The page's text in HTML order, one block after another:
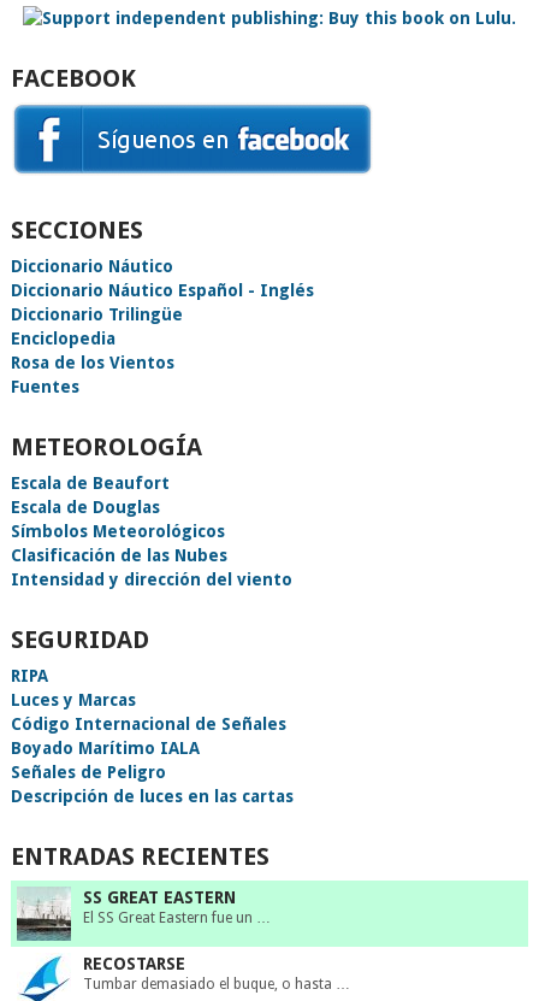
FACEBOOK
SECCIONES
Diccionario Náutico
Diccionario Náutico Español - Inglés
Diccionario Trilingüe
Enciclopedia
Rosa de los Vientos
Fuentes
METEOROLOGÍA
Escala de Beaufort
Escala de Douglas
Símbolos Meteorológicos
Clasificación de las Nubes
Intensidad y dirección del viento
SEGURIDAD
RIPA
Luces y Marcas
Código Internacional de Señales
Boyado Marítimo IALA
Señales de Peligro
Descripción de luces en las cartas
ENTRADAS RECIENTES
SS GREAT EASTERN
El SS Great Eastern fue un …
RECOSTARSE
Tumbar demasiado el buque, o hasta …